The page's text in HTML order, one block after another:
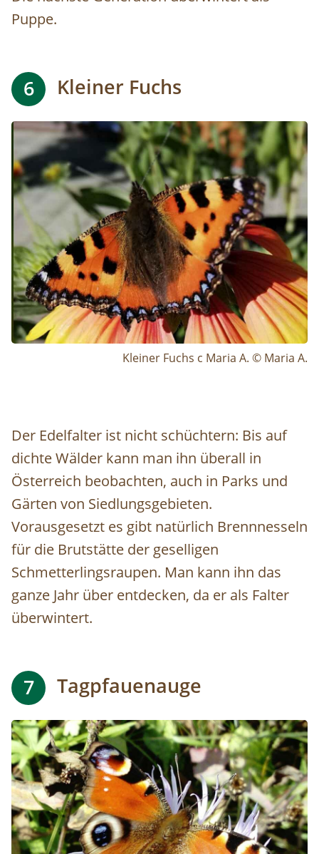
Puppe.
6 Kleiner Fuchs
Image
Kleiner Fuchs c Maria A. © Maria A.
Der Edelfalter ist nicht schüchtern: Bis auf
dichte Wälder kann man ihn überall in
Österreich beobachten, auch in Parks und
Gärten von Siedlungsgebieten.
Vorausgesetzt es gibt natürlich Brennnesseln
für die Brutstätte der geselligen
Schmetterlingsraupen. Man kann ihn das
ganze Jahr über entdecken, da er als Falter
überwintert.
7 Tagpfauenauge
Image